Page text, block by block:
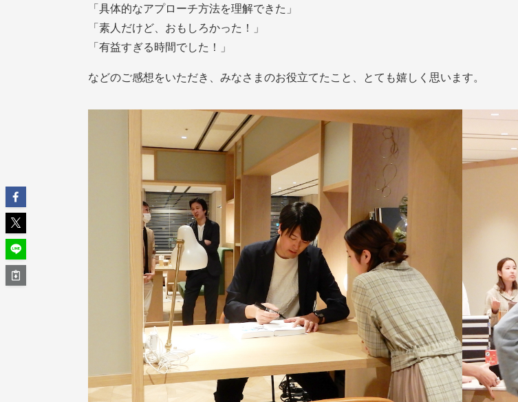
「具体的なアプローチ方法を理解できた」
「素人だけど、おもしろかった！」
「有益すぎる時間でした！」
などのご感想をいただき、みなさまのお役立てたこと、とても嬉しく思います。